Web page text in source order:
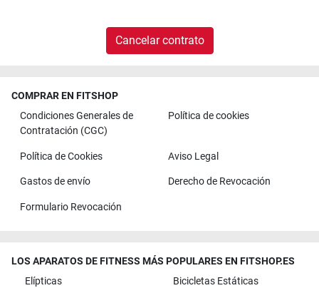
Cancelar contrato
COMPRAR EN FITSHOP
Condiciones Generales de
Contratación (CGC)
Política de cookies
Política de Cookies Aviso Legal
Gastos de envío Derecho de Revocación
Formulario Revocación
LOS APARATOS DE FITNESS MÁS POPULARES EN FITSHOP.ES
Elípticas
Bicicletas Estáticas